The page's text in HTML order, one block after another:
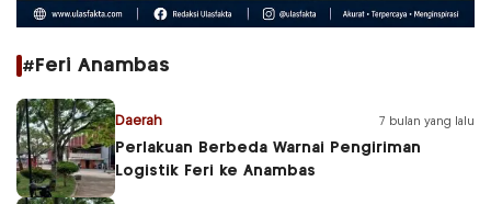
#Feri Anambas
Daerah 7 bulan yang lalu
Perlakuan Berbeda Warnai Pengiriman
Logistik Feri ke Anambas